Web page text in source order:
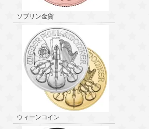
ソブリン金貨
ウィーンコイン